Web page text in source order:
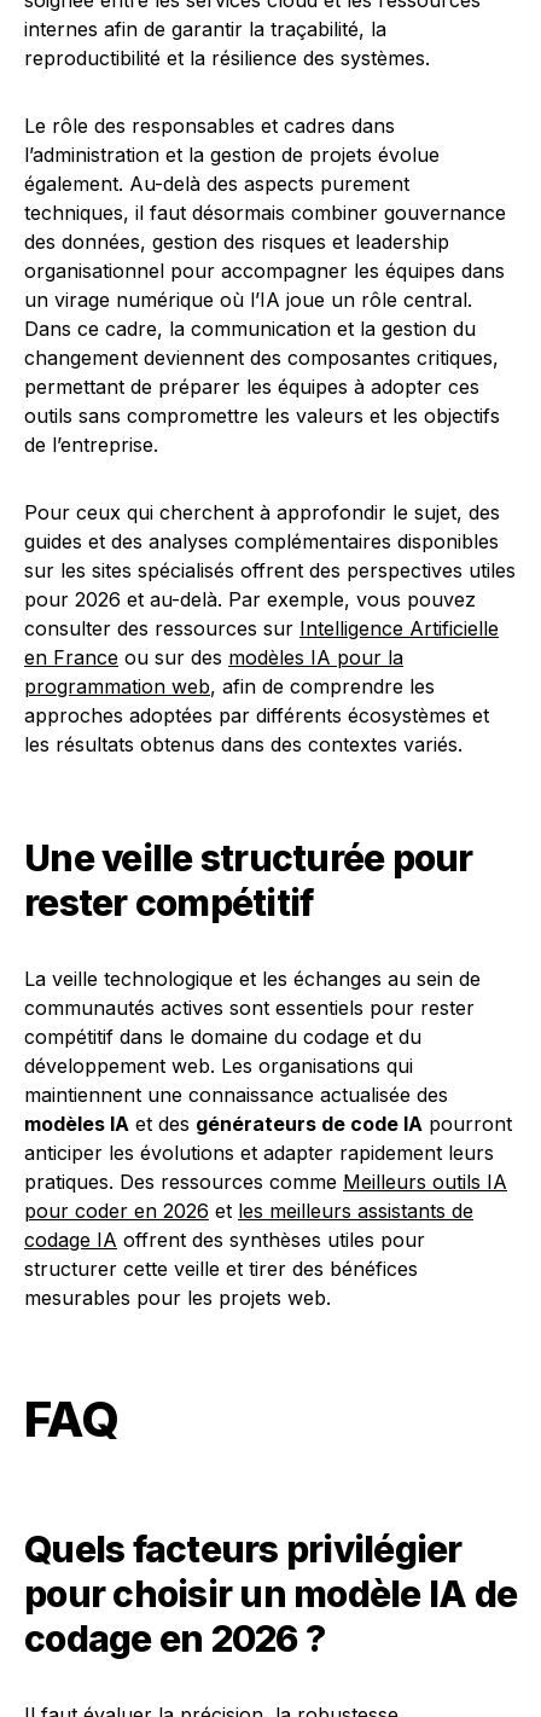
internes afin de garantir la traçabilité, la
reproductibilité et la résilience des systèmes.
Le rôle des responsables et cadres dans
l’administration et la gestion de projets évolue
également. Au-delà des aspects purement
techniques, il faut désormais combiner gouvernance
des données, gestion des risques et leadership
organisationnel pour accompagner les équipes dans
un virage numérique où l’IA joue un rôle central.
Dans ce cadre, la communication et la gestion du
changement deviennent des composantes critiques,
permettant de préparer les équipes à adopter ces
outils sans compromettre les valeurs et les objectifs
de l’entreprise.
Pour ceux qui cherchent à approfondir le sujet, des
guides et des analyses complémentaires disponibles
sur les sites spécialisés offrent des perspectives utiles
pour 2026 et au-delà. Par exemple, vous pouvez
consulter des ressources sur Intelligence Artificielle
en France ou sur des modèles IA pour la
programmation web, afin de comprendre les
approches adoptées par différents écosystèmes et
les résultats obtenus dans des contextes variés.
Une veille structurée pour
rester compétitif
La veille technologique et les échanges au sein de
communautés actives sont essentiels pour rester
compétitif dans le domaine du codage et du
développement web. Les organisations qui
maintiennent une connaissance actualisée des
modèles IA et des générateurs de code IA pourront
anticiper les évolutions et adapter rapidement leurs
pratiques. Des ressources comme Meilleurs outils IA
pour coder en 2026 et les meilleurs assistants de
codage IA offrent des synthèses utiles pour
structurer cette veille et tirer des bénéfices
mesurables pour les projets web.
FAQ
Quels facteurs privilégier
pour choisir un modèle IA de
codage en 2026 ?